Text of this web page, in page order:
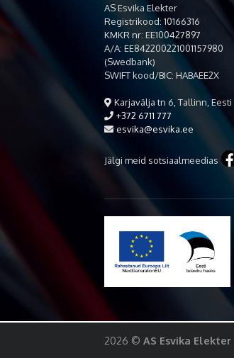
AS Esvika Elekter
Registrikood: 10166316
KMKR nr: EE100427897
A/A: EE842200221001157980
(Swedbank)
SWIFT kood/BIC: HABAEE2X
Karjavälja tn 6, Tallinn, Eesti
+372 6711 777
esvika@esvika.ee
Jälgi meid sotsiaalmeedias
2026 © AS Esvika Elekter